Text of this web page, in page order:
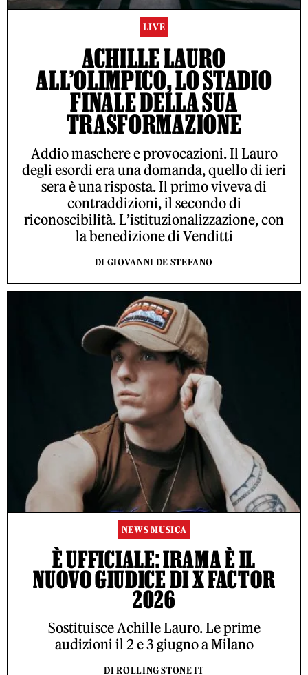
LIVE
ACHILLE LAURO
ALL’OLIMPICO, LO STADIO
FINALE DELLA SUA
TRASFORMAZIONE
Addio maschere e provocazioni. Il Lauro
degli esordi era una domanda, quello di ieri
sera è una risposta. Il primo viveva di
contraddizioni, il secondo di
riconoscibilità. L’istituzionalizzazione, con
la benedizione di Venditti
DI GIOVANNI DE STEFANO
NEWS MUSICA
È UFFICIALE: IRAMA È IL
NUOVO GIUDICE DI X FACTOR
2026
Sostituisce Achille Lauro. Le prime
audizioni il 2 e 3 giugno a Milano
DI ROLLING STONE IT